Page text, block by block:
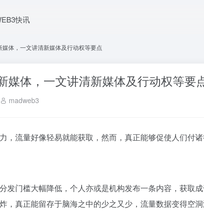
快讯
体，一文讲清新媒体及行动权等要点
媒体，一文讲清新媒体及行动权等要
madweb3
，流量好像轻易就能获取，然而，真正能够促使人们付
发门槛大幅降低，个人亦或是机构发布一条内容，获取
，真正能留存于脑海之中的少之又少，流量数据变得空